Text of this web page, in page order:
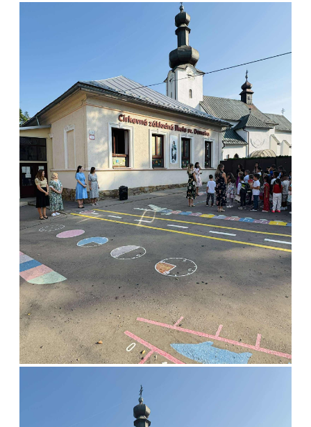
V rámci Dňa vďačnosti sa deti v ŠKD rozhodli vytvoriťStrom
vďačnosti
, ktorý sa stal nádherným symbolom všetkého, čo si vážia.
Každý žiak napísal na farebný lístok niečo, za čo je vďačný – za lásku
rodiny, priateľov, pomoc učiteľov alebo za krásne chvíle, ktoré
prežívajú. Spoločne pripevnili svoje vďaky na strom, ktorý sa
postupne napĺňal pestrými lístkami, plnými pozitívnych a láskavých
myšlienok.
Tento malý projekt bol nielen krásnym umeleckým dielom, ale aj
úžasnou príležitosťou na zamyslenie sa nad tým, aké bohaté
a šťastné máme životy. Deti sa naučili vnímať krásu v každodenných
maličkostiach a uvedomili si, aké dôležité je byť vďačný za všetko,
čo nám prináša radosť. Strom vďačnosti nás všetkých spojil v láske
a úcte k tomu, čo máme.